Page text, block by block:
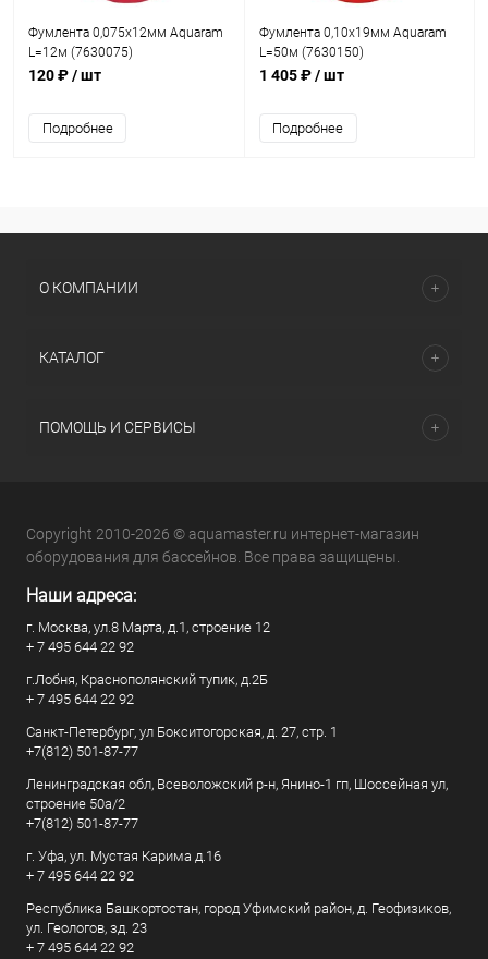
Фумлента 0,075х12мм Aquaram
L=12м (7630075)
120 ₽/ шт
Подробнее
Фумлента 0,10х19мм Aquaram
L=50м (7630150)
1 405 ₽/ шт
Подробнее
О КОМПАНИИ
КАТАЛОГ
ПОМОЩЬ И СЕРВИСЫ
Copyright 2010-2026 © aquamaster.ru интернет-магазин
оборудования для бассейнов. Все права защищены.
Наши адреса:
г. Москва, ул.8 Марта, д.1, строение 12
+ 7 495 644 22 92
г.Лобня, Краснополянский тупик, д.2Б
+ 7 495 644 22 92
Санкт-Петербург, ул Бокситогорская, д. 27, стр. 1
+7(812) 501-87-77
Ленинградская обл, Всеволожский р-н, Янино-1 гп, Шоссейная ул,
строение 50а/2
+7(812) 501-87-77
г. Уфа, ул. Мустая Карима д.16
+ 7 495 644 22 92
Республика Башкортостан, город Уфимский район, д. Геофизиков,
ул. Геологов, зд. 23
+ 7 495 644 22 92